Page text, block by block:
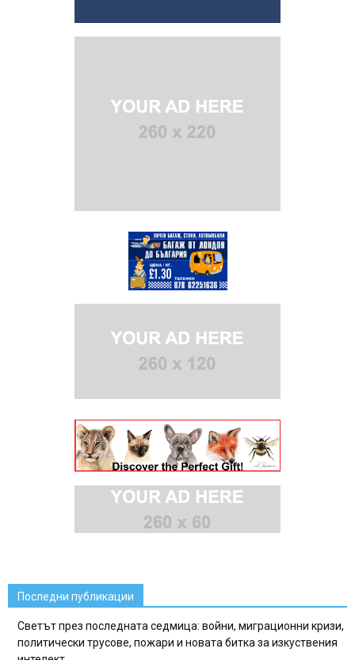
Последни публикации
Светът през последната седмица: войни, миграционни кризи,
политически трусове, пожари и новата битка за изкуствения